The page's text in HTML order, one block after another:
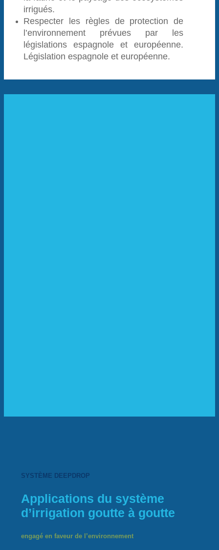
irrigués.
Respecter les règles de protection de
l’environnement prévues par les
législations espagnole et européenne.
Législation espagnole et européenne.
SYSTÈME DEEPDROP
Applications du système
d’irrigation goutte à goutte
engagé en faveur de l’environnement